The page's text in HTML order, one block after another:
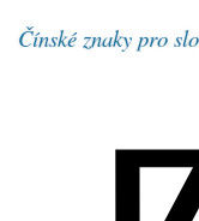
Čínské znaky pro